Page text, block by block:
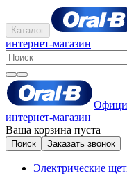
Каталог
интернет-магазин
интернет-магазин
Ваша корзина пуста
Поиск Заказать звонок
Электрические